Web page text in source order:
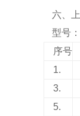
六、
型号
序号
1.
3.
5.